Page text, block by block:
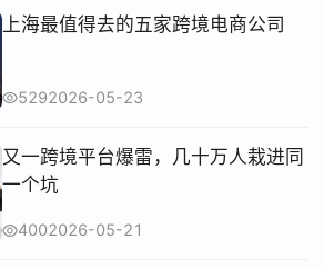
上海最值得去的五家跨境电商公司
5292026-05-23
又一跨境平台爆雷，几十万人栽进同
一个坑
4002026-05-21